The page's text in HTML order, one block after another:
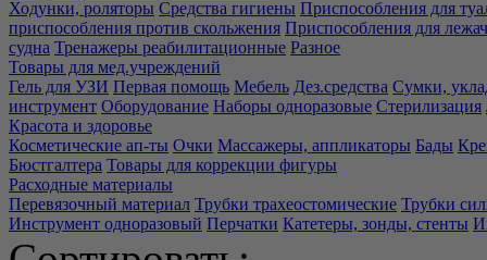
Ходунки, роляторы Средства гигиены Приспособления для
приспособления против скольжения Приспособления для
судна Тренажеры реабилитационные Разное
Товары для мед.учреждений
Гель для УЗИ Первая помощь Мебель Дез.средства Сумки,
инструмент Оборудование Наборы одноразовые Стерилизация
Красота и здоровье
Косметические ап-ты Очки Массажеры, аппликаторы Бады
Бюстгалтера Товары для коррекции фигуры
Расходные материалы
Перевязочный материал Трубки трахеостомические Трубки
Инструмент одноразовый Перчатки Катетеры, зонды, стенты